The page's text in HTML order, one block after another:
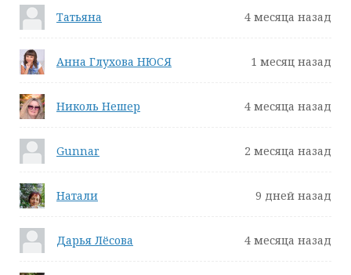
Татьяна 4 месяца назад
Анна Глухова НЮСЯ 1 месяц назад
Николь Нешер 4 месяца назад
Gunnar 2 месяца назад
Натали 9 дней назад
Дарья Лёсова 4 месяца назад